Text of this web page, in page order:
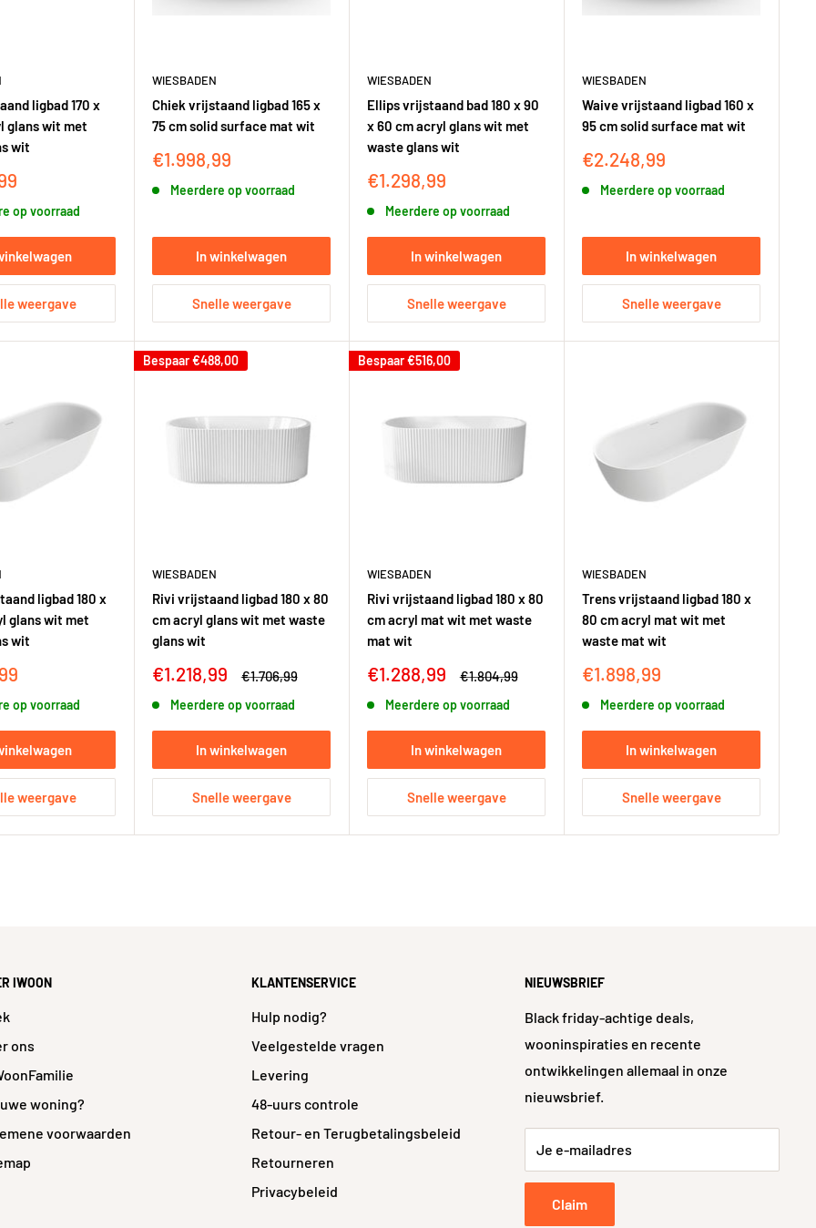
ligbad 170 x
glans wit met
wit
op voorraad
weergave
WIESBADEN
Chiek vrijstaand ligbad 165 x
75 cm solid surface mat wit
Kortingsprijs
€1.998,99
Meerdere op voorraad
In winkelwagen
Snelle weergave
WIESBADEN
Ellips vrijstaand bad 180 x 90
x 60 cm acryl glans wit met
waste glans wit
Kortingsprijs
€1.298,99
Meerdere op voorraad
In winkelwagen
Snelle weergave
WIESBADEN
Waive vrijstaand ligbad 160 x
95 cm solid surface mat wit
Kortingsprijs
€2.248,99
Meerdere op voorraad
In winkelwagen
Snelle weergave
ligbad 180 x
glans wit met
wit
op voorraad
weergave
Bespaar€488,00
WIESBADEN
Rivi vrijstaand ligbad 180 x 80
cm acryl glans wit met waste
glans wit
Kortingsprijs
€1.218,99 Adviesprijs
€1.706,99
Meerdere op voorraad
In winkelwagen
Snelle weergave
Bespaar€516,00
WIESBADEN
Rivi vrijstaand ligbad 180 x 80
cm acryl mat wit met waste
mat wit
Kortingsprijs
€1.288,99 Adviesprijs
€1.804,99
Meerdere op voorraad
In winkelwagen
Snelle weergave
WIESBADEN
Trens vrijstaand ligbad 180 x
80 cm acryl mat wit met
waste mat wit
Kortingsprijs
€1.898,99
Meerdere op voorraad
In winkelwagen
Snelle weergave
IWOON
ons
woning?
voorwaarden
KLANTENSERVICE
Hulp nodig?
Veelgestelde vragen
Levering
48-uurs controle
Retour- en Terugbetalingsbeleid
Retourneren
Privacybeleid
NIEUWSBRIEF
Black friday-achtige deals,
wooninspiraties en recente
ontwikkelingen allemaal in onze
nieuwsbrief.
Je e-mailadres
Claim